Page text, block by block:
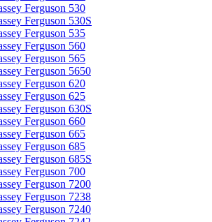
Ferguson 530
Ferguson 530S
Ferguson 535
Ferguson 560
Ferguson 565
Ferguson 5650
Ferguson 620
Ferguson 625
Ferguson 630S
Ferguson 660
Ferguson 665
Ferguson 685
Ferguson 685S
Ferguson 700
Ferguson 7200
Ferguson 7238
Ferguson 7240